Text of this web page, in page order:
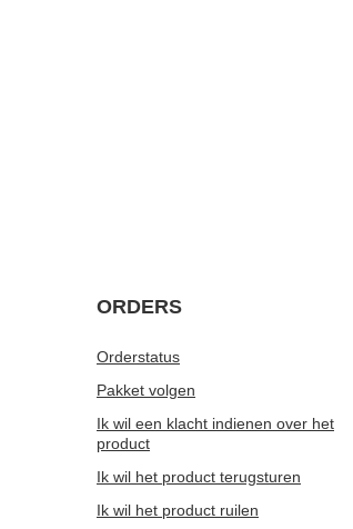
ORDERS
Orderstatus
Pakket volgen
Ik wil een klacht indienen over het
product
Ik wil het product terugsturen
Ik wil het product ruilen